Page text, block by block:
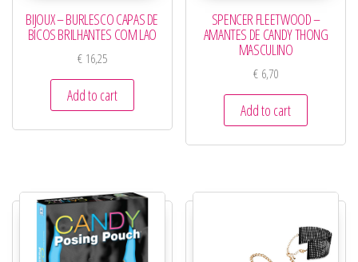
BIJOUX – BURLESCO CAPAS DE
BICOS BRILHANTES COM LAO
€16,25
Add to cart
SPENCER FLEETWOOD –
AMANTES DE CANDY THONG
MASCULINO
€ 6,70
Add to cart